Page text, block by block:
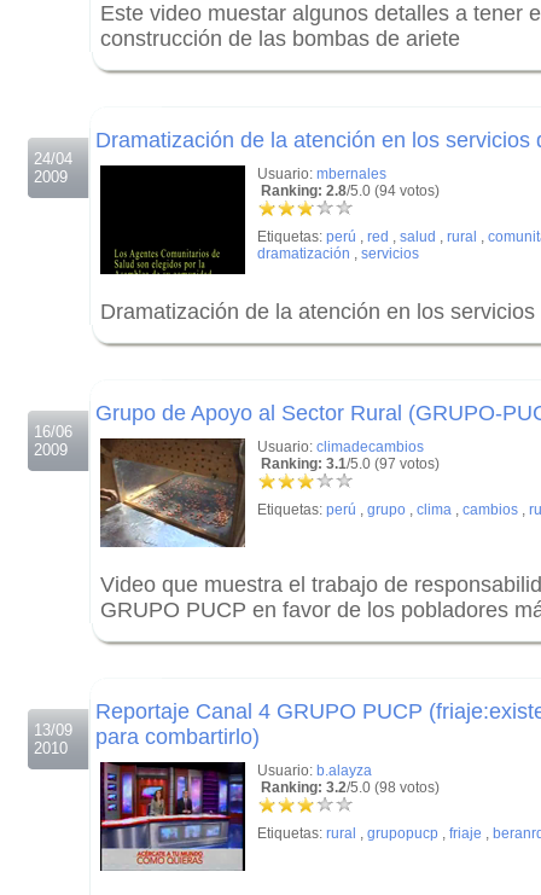
Este video muestar algunos detalles a tener
construcción de las bombas de ariete
24/04
2009
Dramatización de la atención en los servicios
Usuario: mbernales
Ranking: 2.8/5.0 (94 votos)
Etiquetas: perú , red , salud , rural ,
dramatización , servicios
Dramatización de la atención en los
16/06
2009
Grupo de Apoyo al Sector Rural (GRUPO-
Usuario: climadecambios
Ranking: 3.1/5.0 (97 votos)
Etiquetas: perú , grupo , clima , cambios ,
Video que muestra el trabajo de
GRUPO PUCP en favor de los pobladores
13/09
2010
Reportaje Canal 4 GRUPO PUCP
para combartirlo)
Usuario: b.alayza
Ranking: 3.2/5.0 (98 votos)
Etiquetas: rural , grupopucp , friaje ,